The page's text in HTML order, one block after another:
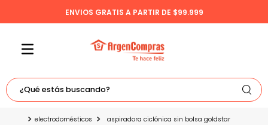
ENVIOS GRATIS A PARTIR DE $99.999
¿Qué estás buscando?
TÉRMINOS MÁS BUSCADOS
electrodomésticos aspiradora ciclónica sin bolsa goldstar